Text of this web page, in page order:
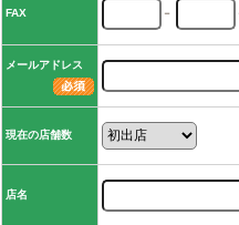
FAX －
メールアドレス
現在の店舗数
店名